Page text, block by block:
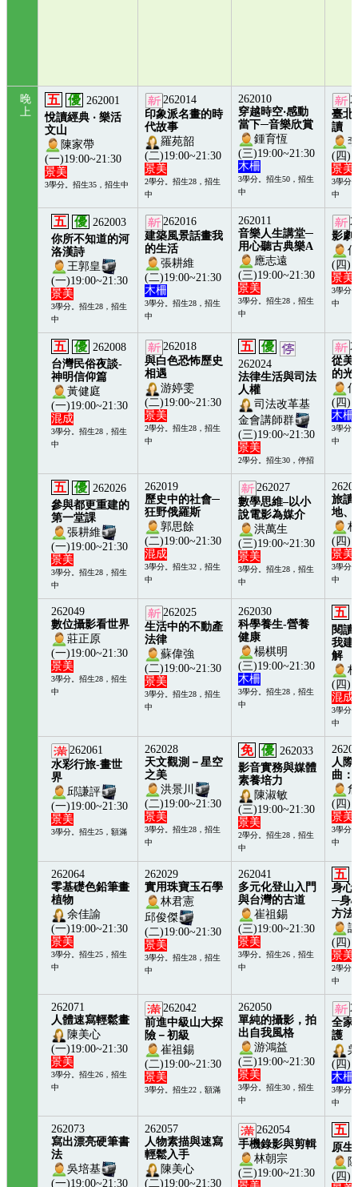
晚
上
五 優 262001
悅讀經典 ‧ 樂活
文山
陳家帶
(一)19:00~21:30
景美
3學分。招生35，招生中
262014
印象派名畫的時
代故事
羅苑韶
(二)19:00~21:30
景美
2學分。招生28，招生
中
262010
穿越時空‧感動
當下─音樂欣賞
鍾育恆
(三)19:00~21:30
木柵
3學分。招生50，招生
中
臺北
讀
(四
景美
3學分
中
五 優 262003
你所不知道的河
洛漢詩
王郭皇
(一)19:00~21:30
景美
3學分。招生28，招生
中
262016
建築風景話畫我
的生活
張耕維
(二)19:00~21:30
木柵
3學分。招生28，招生
中
262011
音樂人生講堂─
用心聽古典樂A
應志遠
(三)19:00~21:30
景美
3學分。招生28，招生
中
影劇
(四
景美
3學分
中
五 優 262008
台灣民俗夜談-
神明信仰篇
黃健庭
(一)19:00~21:30
混成
3學分。招生28，招生
中
262018
與白色恐怖歷史
相遇
游婷雯
(二)19:00~21:30
景美
2學分。招生28，招生
中
五 優
262024
法律生活與司法
人權
司法改革基
金會講師群
(三)19:00~21:30
景美
2學分。招生30，停招
從美
的光
(四
木柵
3學分
中
五 優 262026
參與都更重建的
第一堂課
張耕維
(一)19:00~21:30
景美
3學分。招生28，招生
中
262019
歷史中的社會─
狂野俄羅斯
郭思餘
(二)19:00~21:30
混成
3學分。招生32，招生
中
262027
數學思維–以小
說電影為媒介
洪萬生
(三)19:00~21:30
景美
3學分。招生28，招生
中
旅讀
地、
(四
景美
3學分
中
262049
數位攝影看世界
莊正原
(一)19:00~21:30
景美
3學分。招生28，招生
中
262025
生活中的不動產
法律
蘇偉強
(二)19:00~21:30
景美
3學分。招生28，招生
中
262030
科學養生-營養
健康
楊棋明
(三)19:00~21:30
木柵
3學分。招生28，招生
中
五
閱讀
我建
解
(四
混成
3學分
中
262061
水彩行旅-畫世
界
邱謙評
(一)19:00~21:30
景美
3學分。招生25，額滿
262028
天文觀測－星空
之美
洪景川
(二)19:00~21:30
景美
3學分。招生28，招生
中
免 優 262033
影音實務與媒體
素養培力
陳淑敏
(三)19:00~21:30
景美
2學分。招生28，招生
中
人際
曲：
(四
景美
3學分
中
262064
零基礎色鉛筆畫
植物
余佳諭
(一)19:00~21:30
景美
3學分。招生25，招生
中
262029
實用珠寶玉石學
林君憲
邱俊傑
(二)19:00~21:30
景美
3學分。招生28，招生
中
262041
多元化登山入門
與台灣的古道
崔祖錫
(三)19:00~21:30
景美
3學分。招生26，招生
中
五
身心
─身
方法
(四
景美
2學分
中
262071
人體速寫輕鬆畫
陳美心
(一)19:00~21:30
景美
3學分。招生26，招生
中
262042
前進中級山大探
險－初級
崔祖錫
(二)19:00~21:30
景美
3學分。招生22，額滿
262050
單純的攝影，拍
出自我風格
游鴻益
(三)19:00~21:30
景美
3學分。招生30，招生
中
全家
護
(四
木柵
3學分
中
262073
寫出漂亮硬筆書
法
吳培基
(一)19:00~21:30
262057
人物素描與速寫
輕鬆入手
陳美心
(二)19:00~21:30
262054
手機錄影與剪輯
林朝宗
(三)19:00~21:30
五
原生
(四